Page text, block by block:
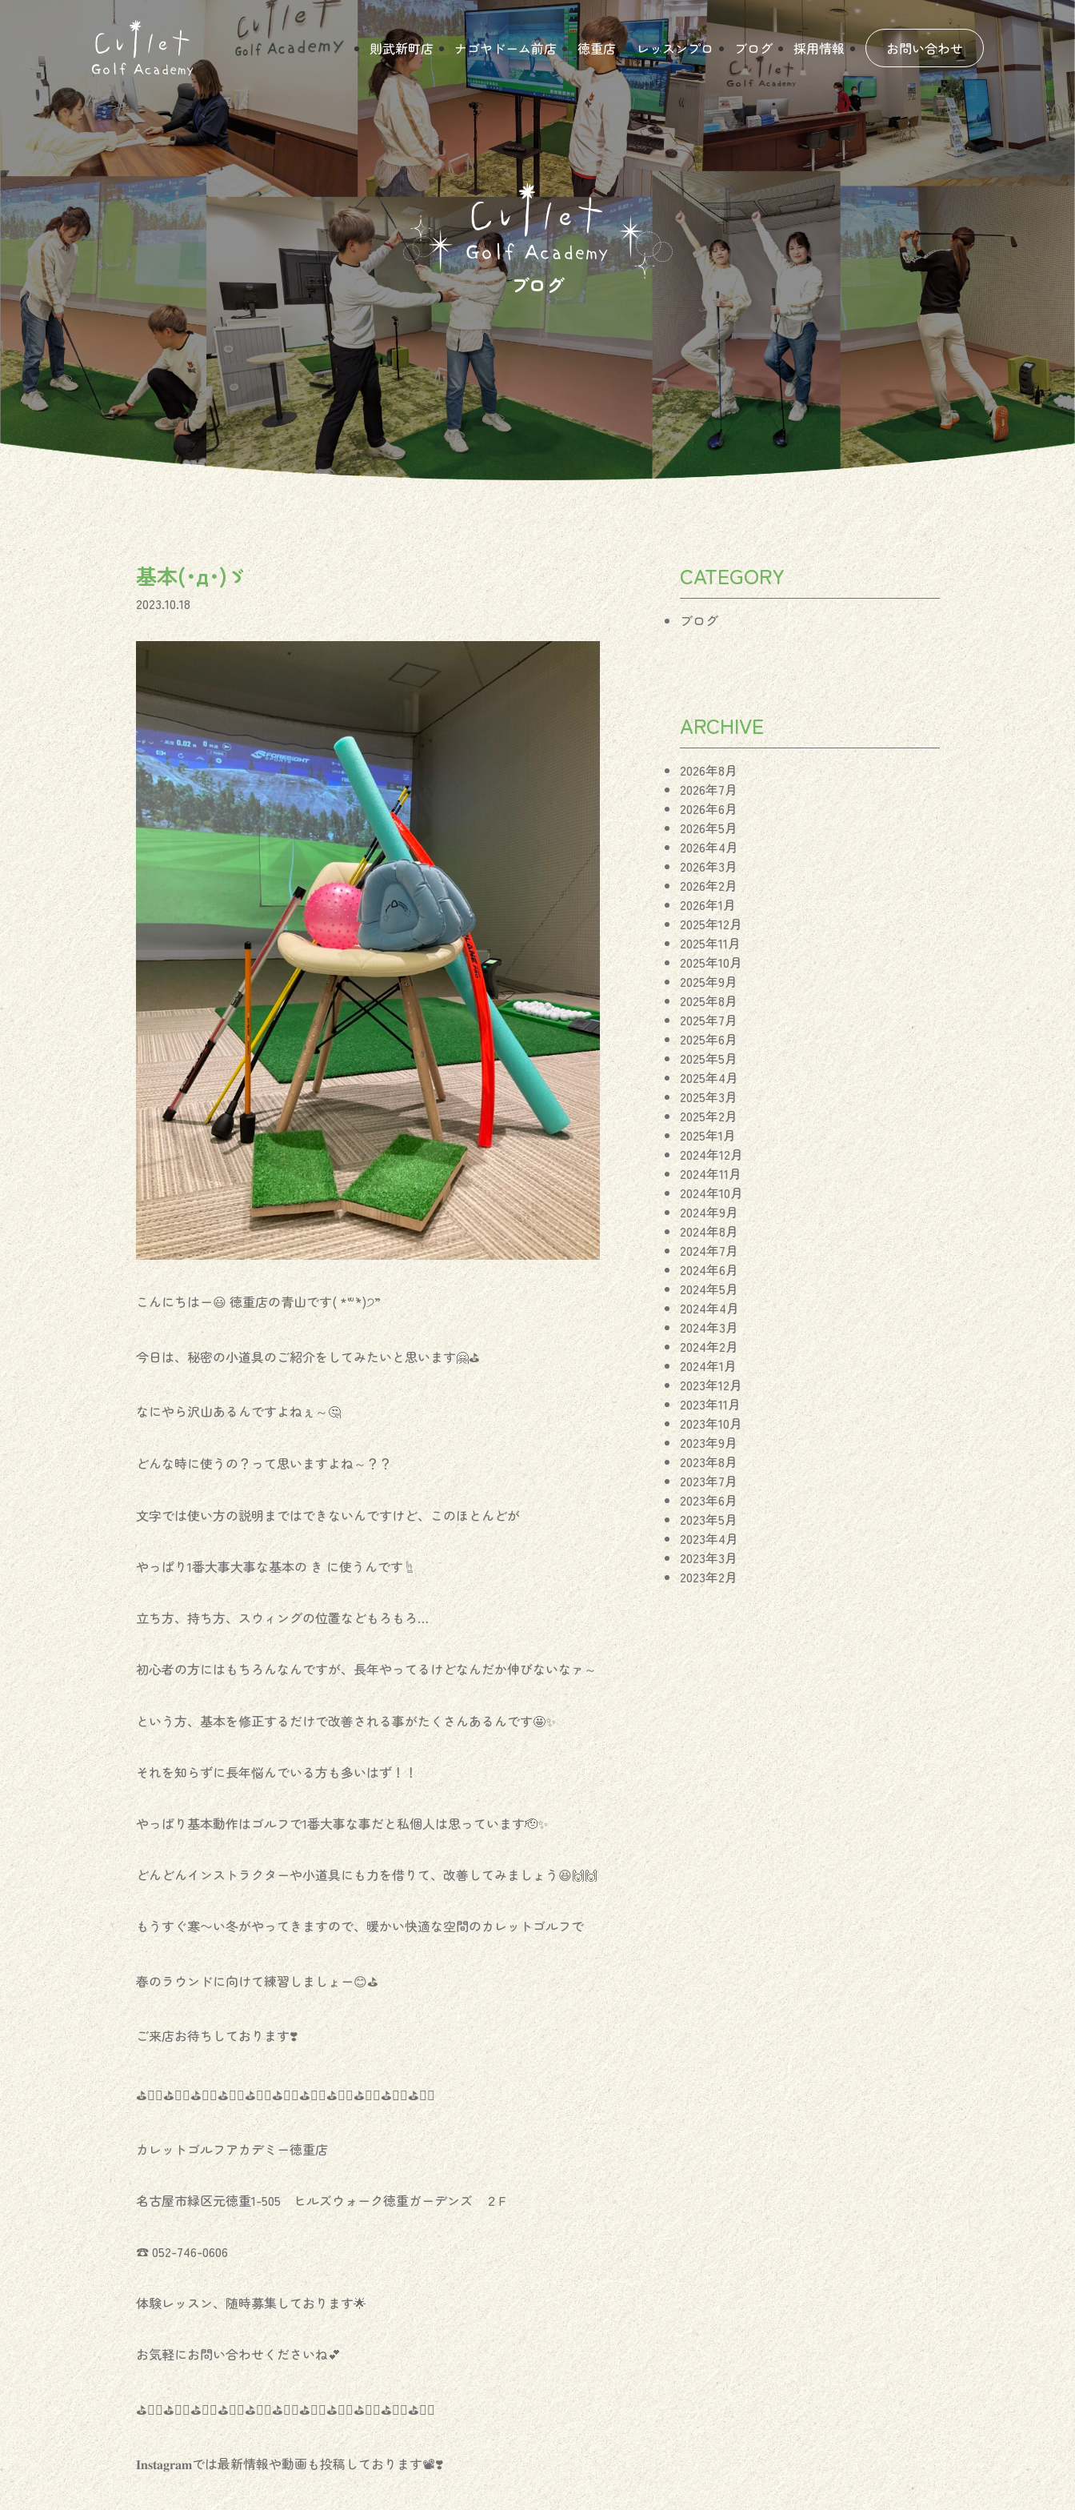
則武新町店 ナゴヤドーム前店 徳重店 レッスンプロ ブログ 採用情報 お問い合わせ
ブログ
基本(･д･)ゞ‎
2023.10.18
こんにちはー😃 徳重店の青山です( *´꒳`*)੭”
今日は、秘密の小道具のご紹介をしてみたいと思います🤗⛳️
なにやら沢山あるんですよねぇ～🤔
どんな時に使うの？って思いますよね～？？
文字では使い方の説明まではできないんですけど、このほとんどが
やっぱり1番大事大事な基本の き に使うんです☝️
立ち方、持ち方、スウィングの位置などもろもろ…
初心者の方にはもちろんなんですが、長年やってるけどなんだか伸びないなァ～
という方、基本を修正するだけで改善される事がたくさんあるんです🤩✨️
それを知らずに長年悩んでいる方も多いはず！！
やっぱり基本動作はゴルフで1番大事な事だと私個人は思っています🫡✨️
どんどんインストラクターや小道具にも力を借りて、改善してみましょう😆🙌🙌
もうすぐ寒〜い冬がやってきますので、暖かい快適な空間のカレットゴルフで
春のラウンドに向けて練習しましょー😊⛳️
ご来店お待ちしております❣️
⛳️🏌️‍♀️⛳️🏌️‍♀️⛳️🏌️‍♀️⛳️🏌️‍♀️⛳️🏌️‍♀️⛳️🏌️‍♀️⛳️🏌️‍♀️⛳️🏌️‍♀️⛳️🏌️‍♀️⛳️🏌️‍♀️⛳️🏌️‍♀️
カレットゴルフアカデミー徳重店
名古屋市緑区元徳重1-505 ヒルズウォーク徳重ガーデンズ ２F
☎︎ 052-746-0606
体験レッスン、随時募集しております🌟
お気軽にお問い合わせくださいね💕
⛳️🏌️‍♀️⛳️🏌️‍♀️⛳️🏌️‍♀️⛳️🏌️‍♀️⛳️🏌️‍♀️⛳️🏌️‍♀️⛳️🏌️‍♀️⛳️🏌️‍♀️⛳️🏌️‍♀️⛳️🏌️‍♀️⛳️🏌️‍♀️
𝐈𝐧𝐬𝐭𝐚𝐠𝐫𝐚𝐦では最新情報や動画も投稿しております📽❣️
CATEGORY
ブログ
ARCHIVE
2026年8月
2026年7月
2026年6月
2026年5月
2026年4月
2026年3月
2026年2月
2026年1月
2025年12月
2025年11月
2025年10月
2025年9月
2025年8月
2025年7月
2025年6月
2025年5月
2025年4月
2025年3月
2025年2月
2025年1月
2024年12月
2024年11月
2024年10月
2024年9月
2024年8月
2024年7月
2024年6月
2024年5月
2024年4月
2024年3月
2024年2月
2024年1月
2023年12月
2023年11月
2023年10月
2023年9月
2023年8月
2023年7月
2023年6月
2023年5月
2023年4月
2023年3月
2023年2月